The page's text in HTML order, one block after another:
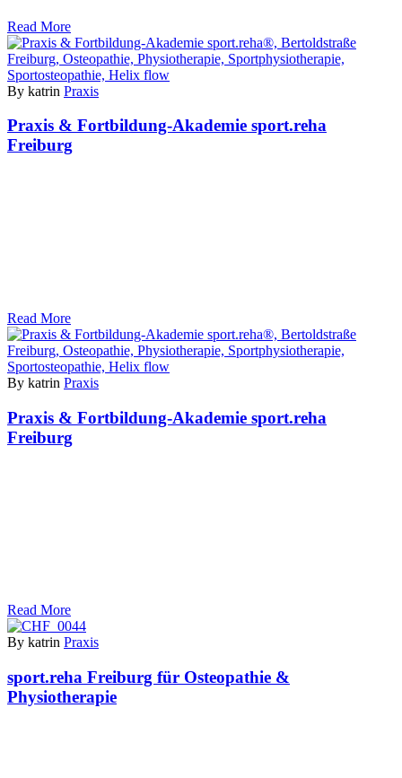
Read More
By katrin Praxis
Praxis & Fortbildung-Akademie sport.reha
Freiburg
Read More
By katrin Praxis
Praxis & Fortbildung-Akademie sport.reha
Freiburg
Read More
By katrin Praxis
sport.reha Freiburg für Osteopathie &
Physiotherapie